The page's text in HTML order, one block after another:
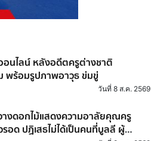
อนไลน์ หลังอดีตครูต่างชาติ
พร้อมรูปภาพอาวุธ ข่มขู่
วันที่ 8 ส.ค. 2569
างดอกไม้แสดงความอาลัยคุณครู
รอด ปฏิเสธไม่ได้เป็นคนที่บูลลี ผู้